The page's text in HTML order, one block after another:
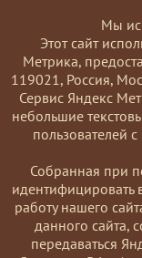
Мы
Этот сайт
Метрика,
119021, Россия,
Сервис Яндекс
небольшие
пользователей
Coбранная при
идентифицировать
работу нашего
данного сайта,
передаваться